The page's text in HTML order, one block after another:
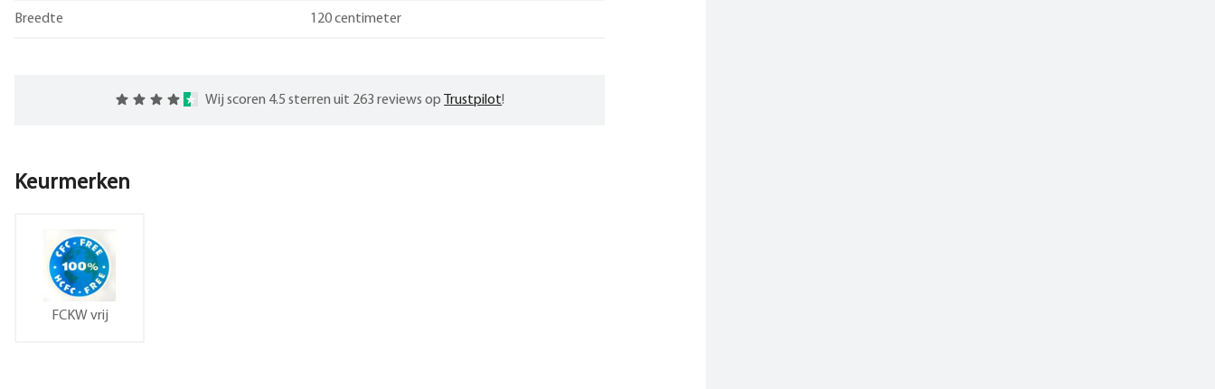
Breedte 120 centimeter
Wij scoren 4.5 sterren uit 263 reviews op Trustpilot!
Keurmerken
FCKW vrij